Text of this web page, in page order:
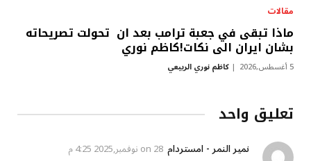
مقالات
ماذا تبقى في جعبة ترامب بعد ان تحولت تصريحاته
بشان ايران الى نكات!كاظم نوري
5 أغسطس,2026 كاظم نوري الربيعي
تعليق واحد
نمير النمر - امستردام 28 نوفمبر,2025 4:25 م